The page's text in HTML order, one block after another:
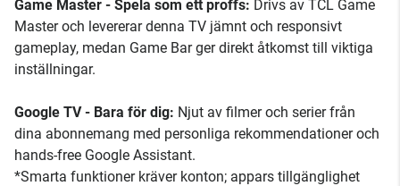
Game Master - Spela som ett proffs: Drivs av TCL Game
Master och levererar denna TV jämnt och responsivt
gameplay, medan Game Bar ger direkt åtkomst till viktiga
inställningar.
Google TV - Bara för dig: Njut av filmer och serier från
dina abonnemang med personliga rekommendationer och
hands-free Google Assistant.
*Smarta funktioner kräver konton; appars tillgänglighet